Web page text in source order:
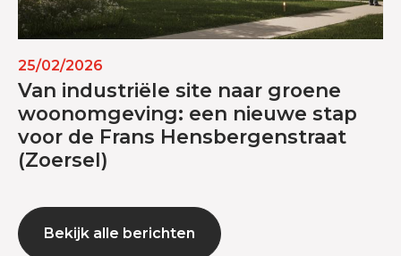
25/02/2026
Van industriële site naar groene
woonomgeving: een nieuwe stap
voor de Frans Hensbergenstraat
(Zoersel)
Bekijk alle berichten